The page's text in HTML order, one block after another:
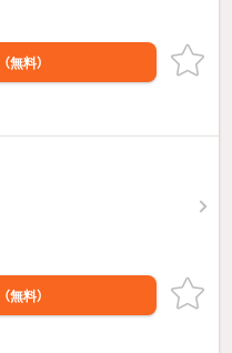
（無料）
（無料）